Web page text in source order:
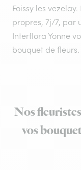
Foissy les
propres, 7j/7, par
Interflora Yonne
bouquet de fleurs.
Nos
vos